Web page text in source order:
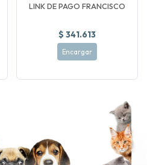
LINK DE PAGO FRANCISCO
$ 341.613
Encargar